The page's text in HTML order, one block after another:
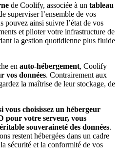
de Coolify, associée à un tableau
superviser l’ensemble de vos
pouvez ainsi suivre l’état de vos
et piloter votre infrastructure de
la gestion quotidienne plus fluide
en auto-hébergement, Coolify
vos données. Contrairement aux
la maîtrise de leur stockage, de
vous choisissez un hébergeur
pour votre serveur, vous
souveraineté des données.
restent hébergées dans un cadre
sécurité et la conformité de vos